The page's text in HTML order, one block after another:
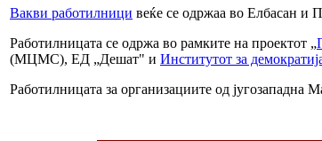
Вакви работилници веќе се одржаа во Елбасан и
Работилницата се одржа во рамките на проектот „
(МЦМС), ЕД „Дешат" и Институтот за
Работилницата за организациите од југозападна